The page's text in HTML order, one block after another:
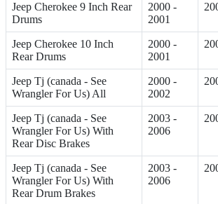
Jeep Cherokee 9 Inch Rear
Drums
2000 -
2001
Jeep Cherokee 10 Inch
Rear Drums
2000 -
2001
Jeep Tj (canada - See
Wrangler For Us) All
2000 -
2002
Jeep Tj (canada - See
Wrangler For Us) With
Rear Disc Brakes
2003 -
2006
Jeep Tj (canada - See
Wrangler For Us) With
Rear Drum Brakes
2003 -
2006